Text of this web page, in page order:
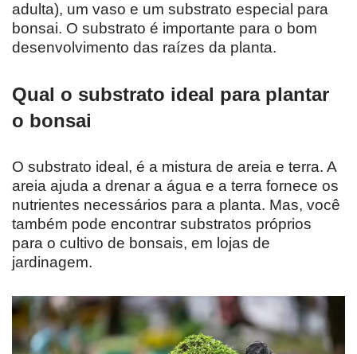
adulta), um vaso e um substrato especial para
bonsai. O substrato é importante para o bom
desenvolvimento das raízes da planta.
Qual o substrato ideal para plantar
o bonsai
O substrato ideal, é a mistura de areia e terra. A
areia ajuda a drenar a água e a terra fornece os
nutrientes necessários para a planta. Mas, você
também pode encontrar substratos próprios
para o cultivo de bonsais, em lojas de
jardinagem.